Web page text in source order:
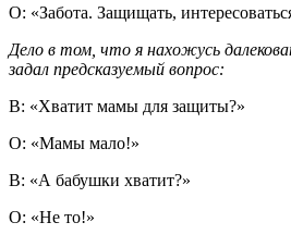
О: «Забота. Защищать,
Дело в том, что я нахожусь
задал предсказуемый вопрос:
В: «Хватит мамы для защиты?»
О: «Мамы мало!»
В: «А бабушки хватит?»
О: «Не то!»